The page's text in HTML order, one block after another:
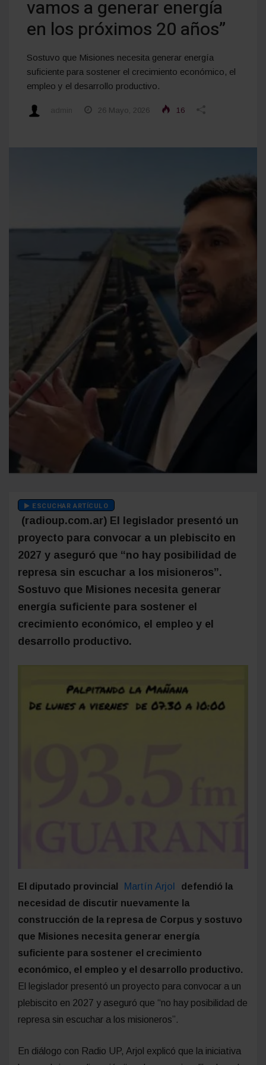
vamos a generar energía
en los próximos 20 años”
Sostuvo que Misiones necesita generar energía
suficiente para sostener el crecimiento económico, el
empleo y el desarrollo productivo.
26 Mayo, 2026 16
ESCUCHAR ARTÍCULO
(radioup.com.ar) El legislador presentó un
proyecto para convocar a un plebiscito en
2027 y aseguró que “no hay posibilidad de
represa sin escuchar a los misioneros”.
Sostuvo que Misiones necesita generar
energía suficiente para sostener el
crecimiento económico, el empleo y el
desarrollo productivo.
El diputado provincial Martín Arjol
defendió la
necesidad de discutir nuevamente la
construcción de la represa de Corpus y sostuvo
que Misiones necesita generar energía
suficiente para sostener el crecimiento
económico, el empleo y el desarrollo productivo.
El legislador presentó un proyecto para convocar a un
plebiscito en 2027 y aseguró que “no hay posibilidad de
represa sin escuchar a los misioneros”.
En diálogo con Radio UP, Arjol explicó que la iniciativa